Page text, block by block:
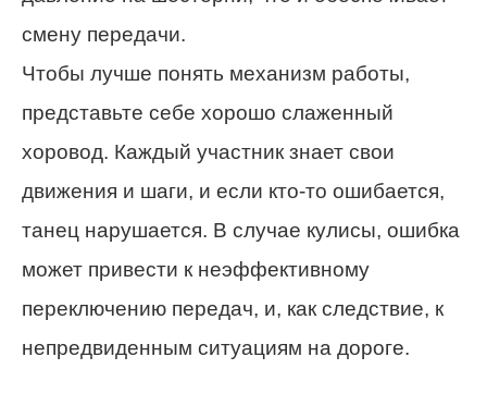
смену передачи.
Чтобы лучше понять механизм работы,
представьте себе хорошо слаженный
хоровод. Каждый участник знает свои
движения и шаги, и если кто-то ошибается,
танец нарушается. В случае кулисы, ошибка
может привести к неэффективному
переключению передач, и, как следствие, к
непредвиденным ситуациям на дороге.